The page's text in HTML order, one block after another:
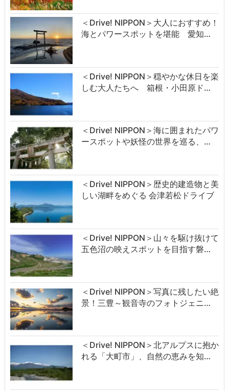
＜Drive! NIPPON＞大人におすすめ！
海とパワースポットを堪能 愛知…
＜Drive! NIPPON＞穏やかな休日を楽
しむ大人たちへ 箱根・小田原ド…
＜Drive! NIPPON＞海に囲まれたパワ
ースポットや妖怪の世界を巡る、…
＜Drive! NIPPON＞歴史的建造物と美
しい湖畔をめぐる 会津若松ドライブ
＜Drive! NIPPON＞山々を駆け抜けて
五色沼の映えスポットを目指す磐…
＜Drive! NIPPON＞写真に残したい絶
景！三豊～観音寺のフォトジェニ…
＜Drive! NIPPON＞北アルプスに抱か
れる「大町市」、自然の恵みを知…